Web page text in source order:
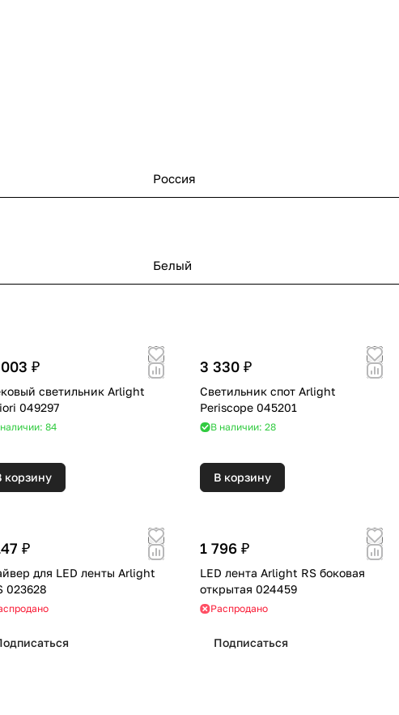
Россия
Белый
₽
светильник Arlight
049297
84
корзину
3 330 ₽
Светильник спот Arlight
Periscope 045201
В наличии: 28
В корзину
₽
для LED ленты Arlight
023628
1 796 ₽
LED лента Arlight RS боковая
открытая 024459
Распродано
Подписаться